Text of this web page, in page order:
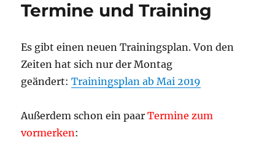
Termine und Training
Es gibt einen neuen Trainingsplan. Von den
Zeiten hat sich nur der Montag
geändert:Trainingsplan ab Mai 2019
Außerdem schon ein paarTermine zum
vormerken: